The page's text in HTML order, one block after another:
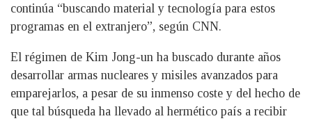
continúa “buscando material y tecnología para estos
programas en el extranjero”, según CNN.
El régimen de Kim Jong-un ha buscado durante años
desarrollar armas nucleares y misiles avanzados para
emparejarlos, a pesar de su inmenso coste y del hecho de
que tal búsqueda ha llevado al hermético país a recibir